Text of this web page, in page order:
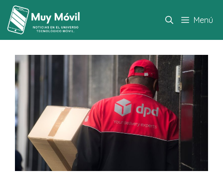
Saltar
contenido
Menú